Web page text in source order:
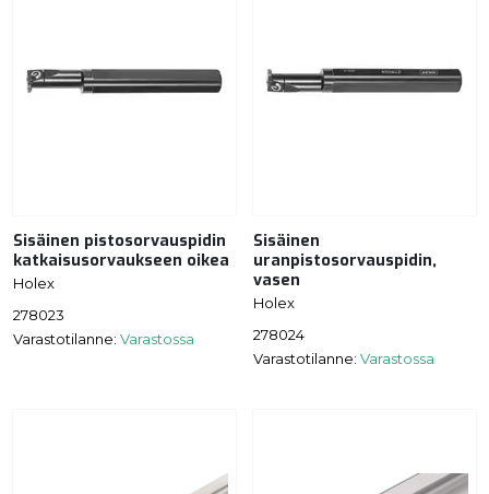
Sisäinen pistosorvauspidin
katkaisusorvaukseen oikea
Holex
278023
Varastotilanne: Varastossa
Sisäinen
uranpistosorvauspidin,
vasen
Holex
278024
Varastotilanne: Varastossa